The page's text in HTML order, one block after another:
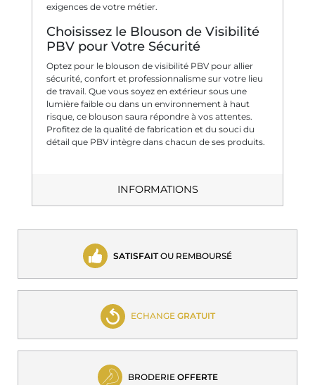
exigences de votre métier.
Choisissez le Blouson de Visibilité
PBV pour Votre Sécurité
Optez pour le blouson de visibilité PBV pour allier
sécurité, confort et professionnalisme sur votre lieu
de travail. Que vous soyez en extérieur sous une
lumière faible ou dans un environnement à haut
risque, ce blouson saura répondre à vos attentes.
Profitez de la qualité de fabrication et du souci du
détail que PBV intègre dans chacun de ses produits.
INFORMATIONS
SATISFAITOU REMBOURSÉ
ECHANGE GRATUIT
BRODERIE OFFERTE